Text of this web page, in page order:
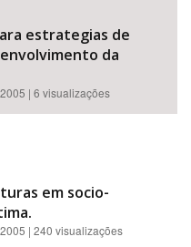
estrategias de
da
| 6 visualizações
em socio-
| 240 visualizações